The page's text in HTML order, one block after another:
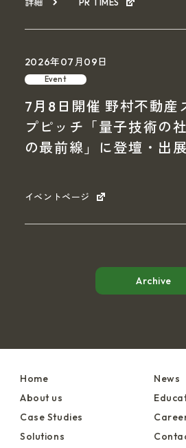
2026年07月09日
Event
7月8日開催 野村不動産
プピッチ「量子技術の
の最前線」に登壇・出
イベントページ
Archive
Home
About us
Case Studies
Solutions
News